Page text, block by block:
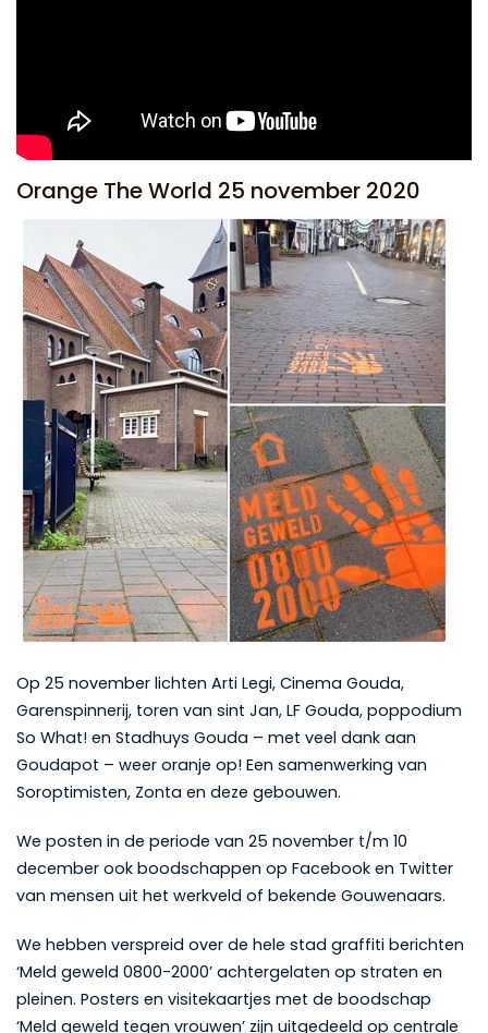
Orange The World 25 november 2020
Op 25 november lichten Arti Legi, Cinema Gouda,
Garenspinnerij, toren van sint Jan, LF Gouda, poppodium
So What! en Stadhuys Gouda – met veel dank aan
Goudapot – weer oranje op! Een samenwerking van
Soroptimisten, Zonta en deze gebouwen.
We posten in de periode van 25 november t/m 10
december ook boodschappen op Facebook en Twitter
van mensen uit het werkveld of bekende Gouwenaars.
We hebben verspreid over de hele stad graffiti berichten
‘Meld geweld 0800-2000’ achtergelaten op straten en
pleinen. Posters en visitekaartjes met de boodschap
‘Meld geweld tegen vrouwen’ zijn uitgedeeld op centrale